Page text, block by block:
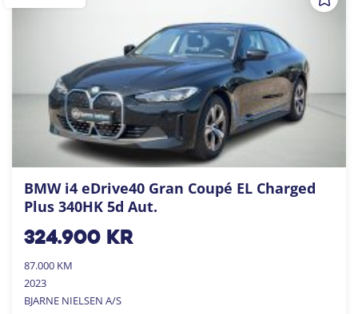
BMW i4 eDrive40 Gran Coupé EL Charged
Plus 340HK 5d Aut.
324.900kr
87.000 KM
2023
BJARNE NIELSEN A/S